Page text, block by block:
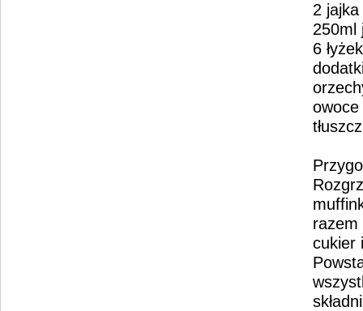
2 jajka
250ml
6
razem
cukier